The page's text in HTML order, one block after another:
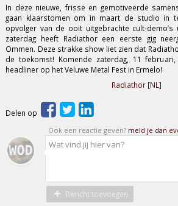
In deze nieuwe, frisse en gemotiveerde
gaan klaarstomen om in maart de studio in
opvolger van de ooit uitgebrachte cult-demo’s
zaterdag heeft Radiathor een eerste gig
Ommen. Deze strakke show liet zien dat
de toekomst! Komende zaterdag, 11
headliner op het Veluwe Metal Fest in Ermelo!
Radiathor [NL]
Delen op
Ook een reactie geven? meld je dan
Bericht toevoegen